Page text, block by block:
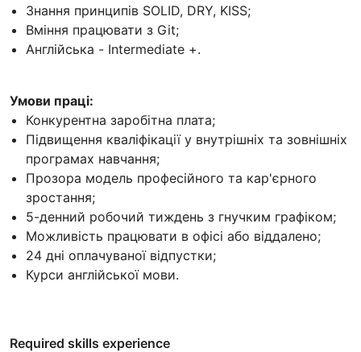
Знання принципів SOLID, DRY, KISS;
Вміння працювати з Git;
Англійська - Intermediate +.
Умови праці:
Конкурентна заробітна плата;
Підвищення кваліфікації у внутрішніх та зовнішніх
програмах навчання;
Прозора модель професійного та кар'єрного
зростання;
5-денний робочий тиждень з гнучким графіком;
Можливість працювати в офісі або віддалено;
24 дні оплачуваної відпустки;
Курси англійської мови.
Required skills experience